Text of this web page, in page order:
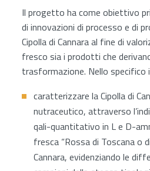
Il progetto ha come obiettivo
di innovazioni di processo e di
Cipolla di Cannara al fine di
fresco sia i prodotti che
trasformazione. Nello specifico
caratterizzare la Cipolla di
nutraceutico, attraverso
qali-quantitativo in L e D-
fresca “Rossa di Toscana o
Cannara, evidenziando le